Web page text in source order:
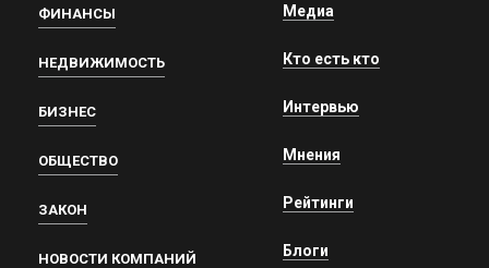
ФИНАНСЫ
НЕДВИЖИМОСТЬ
БИЗНЕС
ОБЩЕСТВО
ЗАКОН
НОВОСТИ КОМПАНИЙ
Медиа
Кто есть кто
Интервью
Мнения
Рейтинги
Блоги